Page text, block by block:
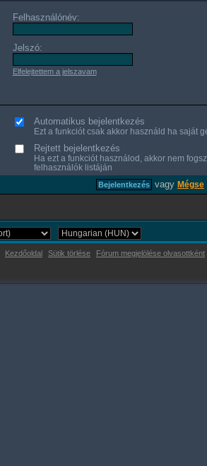
Felhasználónév:
Jelszó:
Elfelejtettem a jelszavam
Automatikus bejelentkezés
Ezt a funkciót csak akkor használd ha saját
Rejtett bejelentkezés
Ha ezt a funkciót használod, akkor nem
felhasználók listáján
vagy Mégse
Kezdőoldal Sütik törlése Fórum megjelölése olvasottként